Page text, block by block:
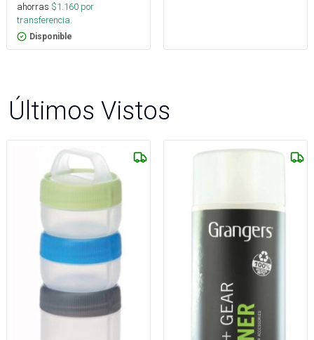
ahorras $1.160 por
transferencia.
Disponible
Últimos Vistos